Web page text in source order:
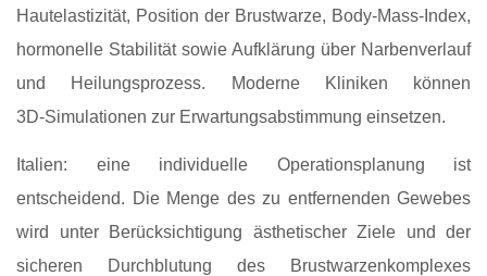
Hautelastizität, Position der Brustwarze, Body‑Mass‑Index,
hormonelle Stabilität sowie Aufklärung über Narbenverlauf
und Heilungsprozess. Moderne Kliniken können
3D‑Simulationen zur Erwartungsabstimmung einsetzen.
Italien: eine individuelle Operationsplanung ist
entscheidend. Die Menge des zu entfernenden Gewebes
wird unter Berücksichtigung ästhetischer Ziele und der
sicheren Durchblutung des Brustwarzenkomplexes